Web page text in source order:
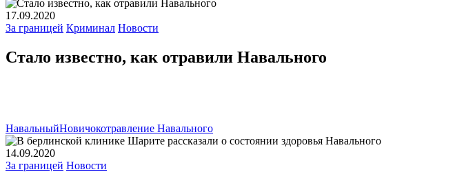
17.09.2020
За границей Криминал Новости
Стало известно, как отравили Навального
НавальныйНовичокотравление Навального
14.09.2020
За границей Новости